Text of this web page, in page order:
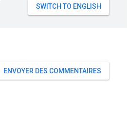
ENVOYER DES COMMENTAIRES